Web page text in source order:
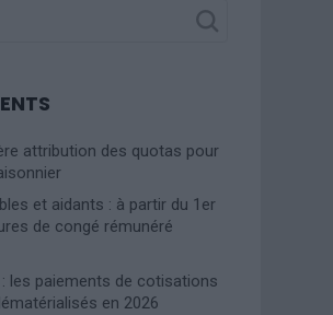
attribution des quotas pour
et aidants : à partir du 1er
de congé rémunéré
les paiements de cotisations
en 2026